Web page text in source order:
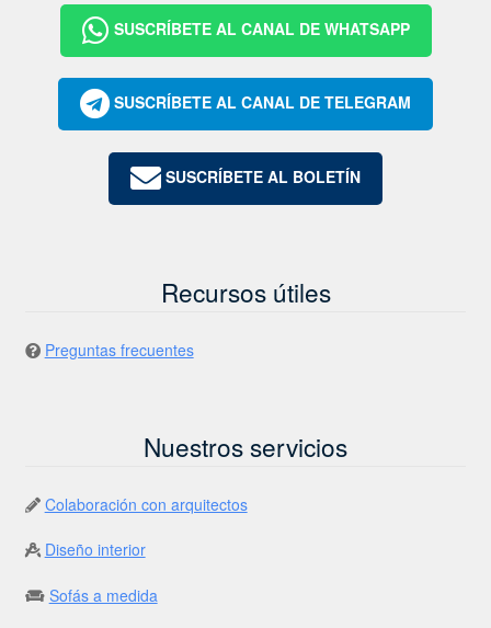
SUSCRÍBETE AL CANAL DE WHATSAPP
SUSCRÍBETE AL CANAL DE TELEGRAM
SUSCRÍBETE AL BOLETÍN
Recursos útiles
Preguntas frecuentes
Nuestros servicios
Colaboración con arquitectos
Diseño interior
Sofás a medida